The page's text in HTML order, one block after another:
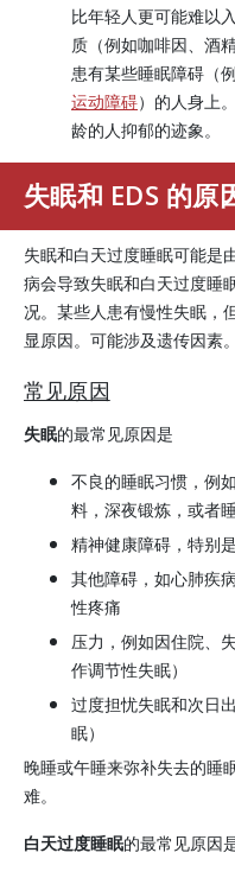
比年轻人更可能难以
质（例如咖啡因、酒
患有某些睡眠障碍（
运动障碍）的人身上
龄的人抑郁的迹象。
失眠和 EDS 的原
失眠和白天过度睡眠可能是
病会导致失眠和白天过度睡
况。某些人患有慢性失眠，
显原因。可能涉及遗传因素。
常见原因
失眠的最常见原因是
不良的睡眠习惯，例
料，深夜锻炼，或者
精神健康障碍，特别
其他障碍，如心肺疾
性疼痛
压力，例如因住院、
作调节性失眠）
过度担忧失眠和次日
眠）
晚睡或午睡来弥补失去的睡
难。
白天过度睡眠的最常见原因